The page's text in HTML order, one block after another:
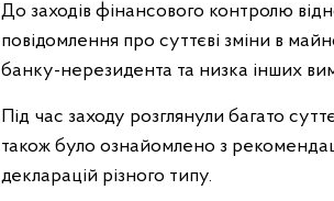
До заходів фінансового контролю
повідомлення про суттєві зміни в
банку-нерезидента та низка інших
Під час заходу розглянули багато
також було ознайомлено з
декларацій різного типу.